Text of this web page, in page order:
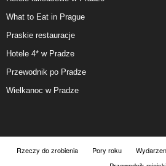
What to Eat in Prague
Praskie restauracje
Hotele 4* w Pradze
Przewodnik po Pradze
Wielkanoc w Pradze
Rzeczy do zrobienia Pory roku